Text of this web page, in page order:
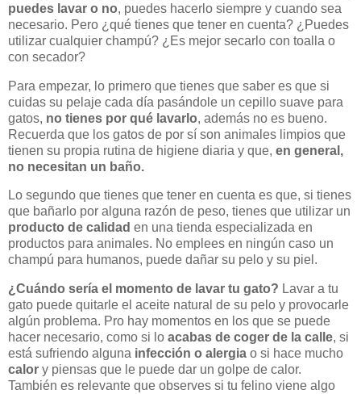
puedes lavar o no, puedes hacerlo siempre y cuando sea
necesario. Pero ¿qué tienes que tener en cuenta? ¿Puedes
utilizar cualquier champú? ¿Es mejor secarlo con toalla o
con secador?
Para empezar, lo primero que tienes que saber es que si
cuidas su pelaje cada día pasándole un cepillo suave para
gatos, no tienes por qué lavarlo, además no es bueno.
Recuerda que los gatos de por sí son animales limpios que
tienen su propia rutina de higiene diaria y que, en general,
no necesitan un baño.
Lo segundo que tienes que tener en cuenta es que, si tienes
que bañarlo por alguna razón de peso, tienes que utilizar un
producto de calidad en una tienda especializada en
productos para animales. No emplees en ningún caso un
champú para humanos, puede dañar su pelo y su piel.
¿Cuándo sería el momento de lavar tu gato? Lavar a tu
gato puede quitarle el aceite natural de su pelo y provocarle
algún problema. Pro hay momentos en los que se puede
hacer necesario, como si lo acabas de coger de la calle, si
está sufriendo alguna infección o alergia o si hace mucho
calor y piensas que le puede dar un golpe de calor.
También es relevante que observes si tu felino viene algo